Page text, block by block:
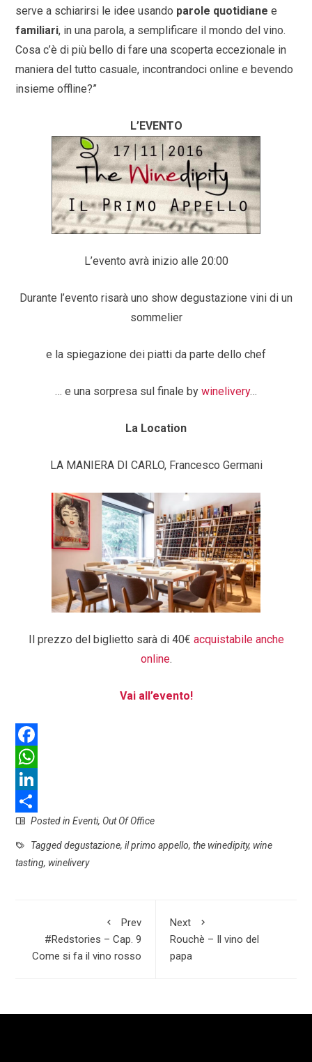
serve a schiarirsi le idee usando parole quotidiane e
familiari, in una parola, a semplificare il mondo del vino.
Cosa c’è di più bello di fare una scoperta eccezionale in
maniera del tutto casuale, incontrandoci online e bevendo
insieme offline?”
L’EVENTO
L’evento avrà inizio alle 20:00
Durante l’evento risarà uno show degustazione vini di un
sommelier
e la spiegazione dei piatti da parte dello chef
… e una sorpresa sul finale by winelivery…
La Location
LA MANIERA DI CARLO, Francesco Germani
Il prezzo del biglietto sarà di 40€ acquistabile anche
online.
Vai all’evento!
F
a
c
e
b
o
W
h
a
t
s
L
i
n
k
S
h
a
Posted inEventi, Out Of Office
Taggeddegustazione,il primo appello,the winedipity, wine
tasting, winelivery
Prev
#Redstories – Cap. 9
Come si fa il vino rosso
Next
Rouchè – Il vino del
papa